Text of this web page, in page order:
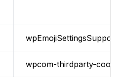
wpEmojiSettingsSupports
wpcom-thirdparty-